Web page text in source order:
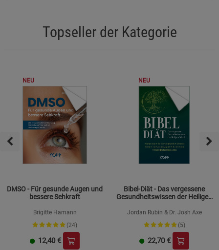
Topseller der Kategorie
NEU
DMSO - Für gesunde Augen und
bessere Sehkraft
Brigitte Hamann
(24)
12,40 €
NEU
Bibel-Diät - Das vergessene
Gesundheitswissen der Heiligen
Jordan Rubin & Dr. Josh Axe
(5)
22,70 €